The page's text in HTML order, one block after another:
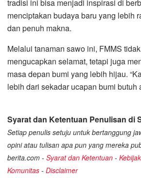
tradisi ini bisa menjadi inspirasi di
menciptakan budaya baru yang lebih
dan penuh makna.
Melalui tanaman sawo ini, FMMS
mengucapkan selamat, tetapi juga
masa depan bumi yang lebih hijau.
lebih dari sekadar ucapan bumi butuh
Syarat dan Ketentuan Penulisan di
Setiap penulis setuju untuk bertanggung
opini atau tulisan apa pun yang mereka
berita.com - Syarat dan Ketentuan -
Komunitas - Disclaimer